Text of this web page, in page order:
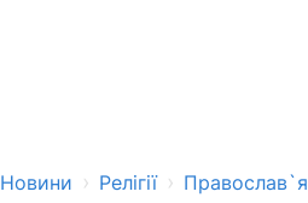
Новини › Релігії › Православ`я